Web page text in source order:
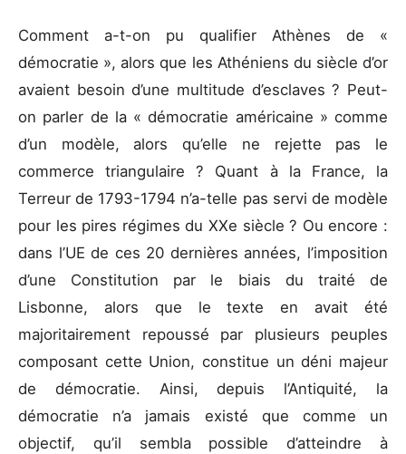
Comment a-t-on pu qualifier Athènes de «
démocratie », alors que les Athéniens du siècle d’or
avaient besoin d’une multitude d’esclaves ? Peut-
on parler de la « démocratie américaine » comme
d’un modèle, alors qu’elle ne rejette pas le
commerce triangulaire ? Quant à la France, la
Terreur de 1793-1794 n’a-telle pas servi de modèle
pour les pires régimes du XXe siècle ? Ou encore :
dans l’UE de ces 20 dernières années, l’imposition
d’une Constitution par le biais du traité de
Lisbonne, alors que le texte en avait été
majoritairement repoussé par plusieurs peuples
composant cette Union, constitue un déni majeur
de démocratie. Ainsi, depuis l’Antiquité, la
démocratie n’a jamais existé que comme un
objectif, qu’il sembla possible d’atteindre à